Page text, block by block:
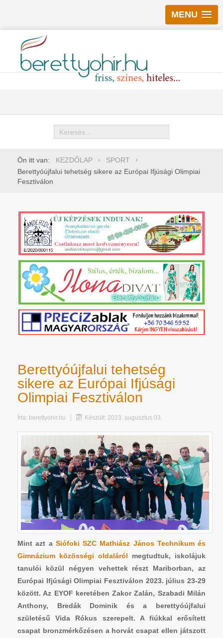
MENU
Keresés
Ön itt van: KEZDŐLAP
SPORT
Berettyóújfalui tehetség sikere az Európai Ifjúsági Olimpiai
Fesztiválon
Berettyóújfalui tehetség
sikere az Európai Ifjúsági
Olimpiai Fesztiválon
Írta: berettyohir.hu Készült: 2023. augusztus 03.
Mint azt a Siófoki SZC Mathiász János Technikum és
Gimnázium közösségi oldaláról megtudtuk, iskolájuk
tanulói közül négyen vehettek részt Mariborban, az
Európai Ifjúsági Olimpiai Fesztiválon 2023. július 23-29
között. Az EYOF keretébenZakor Zalán, Szabadi Milán
Anthony, Bredák Dominik ésa berettyóújfalui
születésű Vida Rókus szerepelt. A fiúkkal erősített
csapat bronzmérkőzésen a horvát csapat ellen játszott